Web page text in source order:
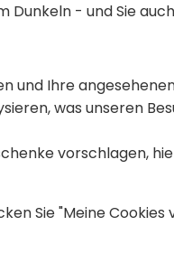
Dunkeln - und Sie
und Ihre
was unseren
vorschlagen,
Sie "Meine Cookies